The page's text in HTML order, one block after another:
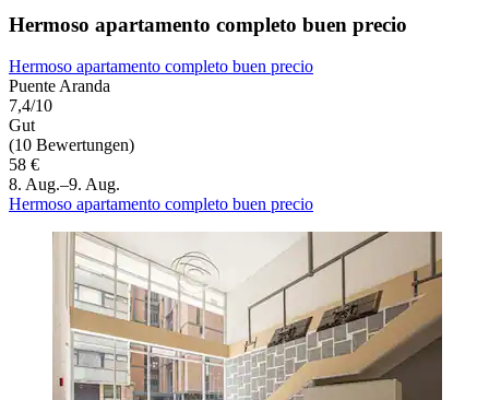
Hermoso apartamento completo buen precio
Hermoso apartamento completo buen precio
Puente Aranda
7,4/10
Gut
(10 Bewertungen)
58 €
8. Aug.–9. Aug.
Hermoso apartamento completo buen precio